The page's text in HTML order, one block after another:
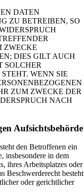
DATEN
ZU BETREIBEN, SO
ZWECKE
DIES GILT AUCH
SOLCHER
WENN SIE
ZUM ZWECKE DER
NACH
Aufsichts­behörde
den Betroffenen ein
insbesondere in dem
ihres Arbeitsplatzes oder
Beschwerderecht besteht
oder gerichtlicher